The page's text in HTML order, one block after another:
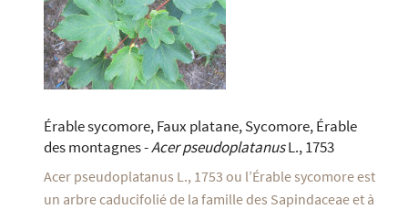
Érable sycomore, Faux platane, Sycomore, Érable
des montagnes -Acer pseudoplatanusL., 1753
Acer pseudoplatanus L., 1753 ou l’Érable sycomore est
un arbre caducifolié de la famille des Sapindaceae et à